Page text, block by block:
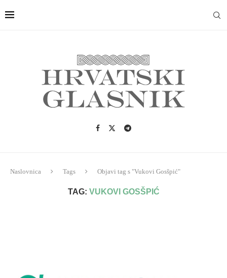
Naslovnica Tags Objavi tag s "Vukovi Gosšpić"
TAG: VUKOVI GOSŠPIĆ